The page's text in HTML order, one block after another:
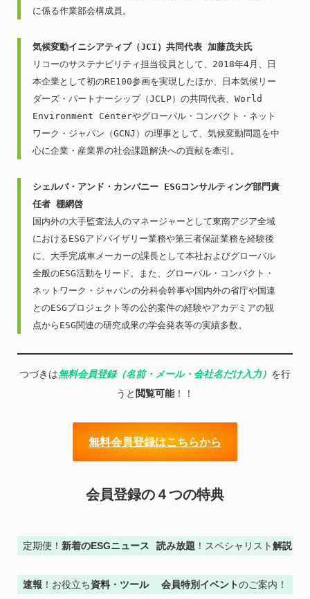
に係る作業部会構成員。
気候変動イニシアティブ（JCI）共同代表 加藤茂夫氏
リコーのサステナビリティ担当役員として、2018年4月、日
本企業として初のRE100参画を実現したほか、日本気候リー
ダーズ・パートナーシップ（JCLP）の共同代表、World
Environment Centerやグローバル・コンパクト・ネット
ワーク・ジャパン（GCNJ）の理事として、気候変動問題を中
心に企業・産業界の社会課題解決への貢献を牽引。
シェルパ・アンド・カンパニー ESGコンサルティング部門責
任者 棚網啓
国内外の大手監査法人のマネージャーとして東南アジア全域
におけるESGアドバイザリー業務や第三者保証業務を経験後
に、大手完成車メーカーの課長として本社およびグローバル
全般のESG活動をリード。また、グローバル・コンパクト・
ネットワーク・ジャパンの分科会幹事や国内外の省庁や国連
とのESGプロジェクト等の公的案件の経験やアカデミアの観
点からESG関連の研究成果の学会発表等の実績多数。
つづきは無料会員登録（名前・メール・会社名だけ入力） を行
うと 閲覧可能！！
無料会員登録はこちらから
会員登録の４つの特典
定期便！ 新着のESGニュース 読み放題 ！スペシャリスト解説
速報 ！お役立ち資料・ツール 会員特別イベントのご案内！